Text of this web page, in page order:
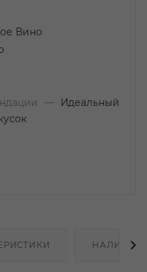
Вино
—
Идеальный
НАЛИЧИЕ